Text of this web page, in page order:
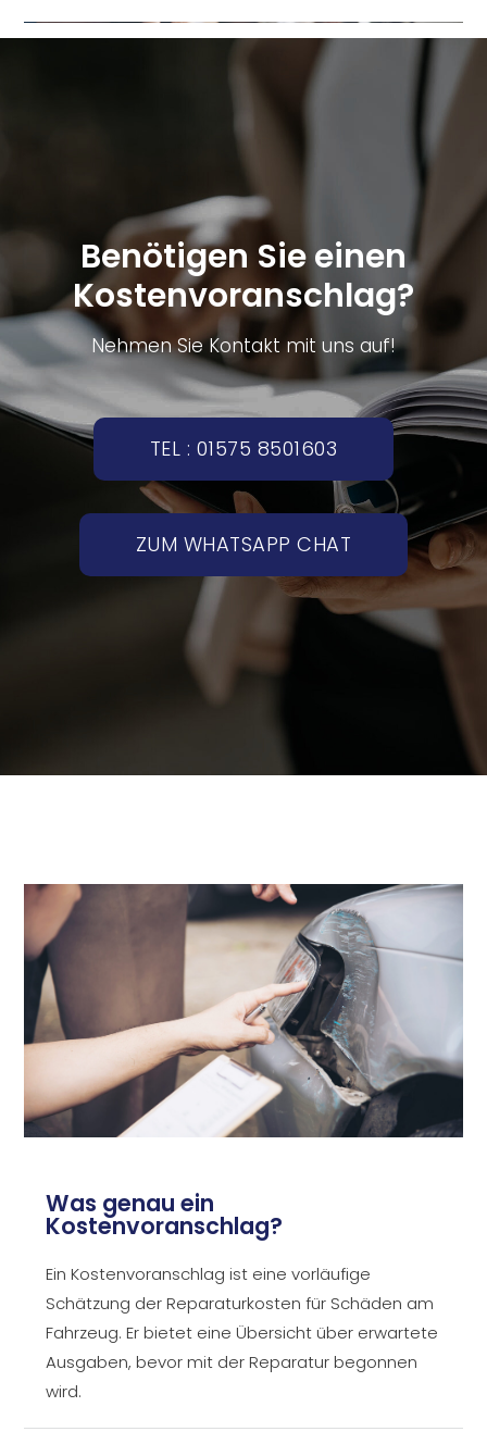
Benötigen Sie einen
Kostenvoranschlag?
Nehmen Sie Kontakt mit uns auf!
TEL : 01575 8501603
ZUM WHATSAPP CHAT
Was genau ein
Kostenvoranschlag?
Ein Kostenvoranschlag ist eine vorläufige
Schätzung der Reparaturkosten für Schäden am
Fahrzeug. Er bietet eine Übersicht über erwartete
Ausgaben, bevor mit der Reparatur begonnen
wird.